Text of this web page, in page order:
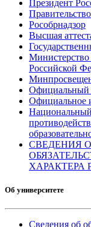
Президент
Рособрнадзор
Высшая
Министерство
Российской
Официальный
СВЕДЕНИЯ
ХАРАКТЕРА
Об университете
Сведения об